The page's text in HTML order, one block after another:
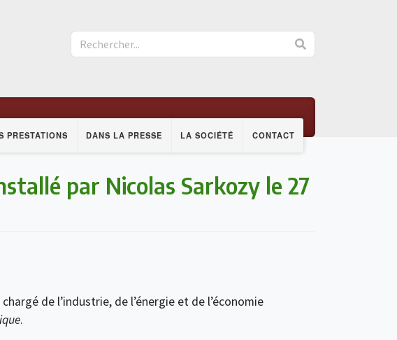
PRESTATIONS DANS LA PRESSE LA SOCIÉTÉ CONTACT
par Nicolas Sarkozy le 27
de l’industrie, de l’énergie et de l’économie
.